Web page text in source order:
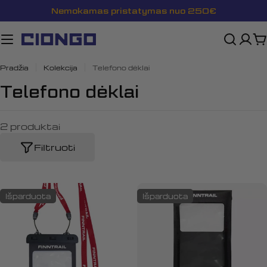
prie
turinio
Nemokamas pristatymas nuo 250€
Pradžia Kolekcija Telefono dėklai
K
l
c
i
Telefono dėklai
2 produktai
Filtruoti
Išparduota Išparduota